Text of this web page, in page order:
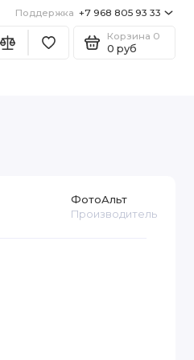
Поддержка +7 968 805 93 33
Корзина 0
0 руб
ФотоАльт
Производитель